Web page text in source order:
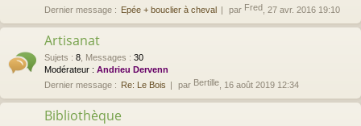
Dernier message : Epée + bouclier à cheval par Fred , 27 avr. 2016 19:10
Artisanat
Sujets : 8 Messages : 30
Modérateur : Andrieu Dervenn
Dernier message : Re: Le Bois par Bertille , 16 août 2019 12:34
Bibliothèque